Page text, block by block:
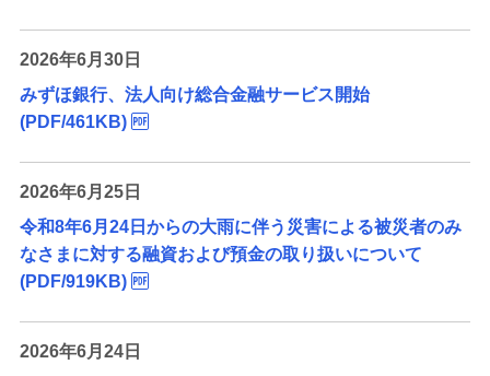
2026年6月30日
みずほ銀行、法人向け総合金融サービス開始
(PDF/461KB)
2026年6月25日
令和8年6月24日からの大雨に伴う災害による被災者のみ
なさまに対する融資および預金の取り扱いについて
(PDF/919KB)
2026年6月24日